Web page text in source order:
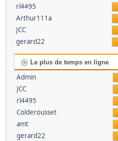
rl4495
Arthur111a
JCC
gerard22
Le plus de temps en ligne
Admin
JCC
rl4495
Colderousset
amt
gerard22